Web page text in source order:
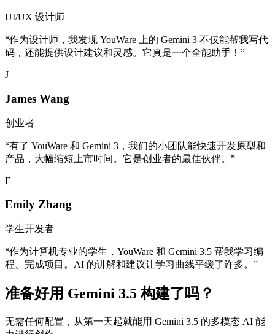
UI/UX 设计师
“作为设计师，我发现 YouWare 上的 Gemini 3 不仅能帮我写代
码，还能提供设计建议和灵感。它真是一个全能助手！ ”
J
James Wang
创业者
“有了 YouWare 和 Gemini 3，我们的小团队能快速开发原型和
产品，大幅缩短上市时间。它是创业者的最佳伙伴。 ”
E
Emily Zhang
学生开发者
“作为计算机专业的学生，YouWare 和 Gemini 3.5 帮我学习编
程、完成项目。AI 的讲解和建议让学习曲线平缓了许多。 ”
准备好用 Gemini 3.5 构建了吗？
无需任何配置，从第一天起就能用 Gemini 3.5 的多模态 AI 能